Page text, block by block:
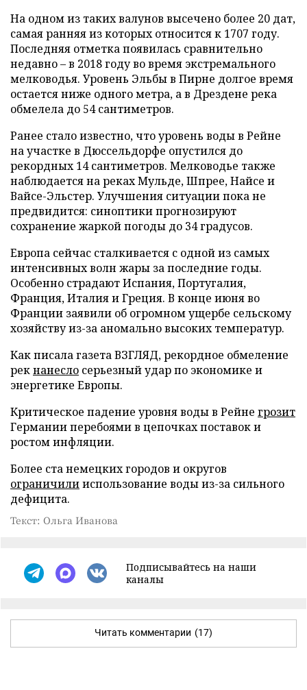
На одном из таких валунов высечено более 20 дат,
самая ранняя из которых относится к 1707 году.
Последняя отметка появилась сравнительно
недавно – в 2018 году во время экстремального
мелководья. Уровень Эльбы в Пирне долгое время
остается ниже одного метра, а в Дрездене река
обмелела до 54 сантиметров.
Ранее стало известно, что уровень воды в Рейне
на участке в Дюссельдорфе опустился до
рекордных 14 сантиметров. Мелководье также
наблюдается на реках Мульде, Шпрее, Найсе и
Вайсе-Эльстер. Улучшения ситуации пока не
предвидится: синоптики прогнозируют
сохранение жаркой погоды до 34 градусов.
Европа сейчас сталкивается с одной из самых
интенсивных волн жары за последние годы.
Особенно страдают Испания, Португалия,
Франция, Италия и Греция. В конце июня во
Франции заявили об огромном ущербе сельскому
хозяйству из-за аномально высоких температур.
Как писала газета ВЗГЛЯД, рекордное обмеление
рекнанесло серьезный удар по экономике и
энергетике Европы.
Критическое падение уровня воды в Рейне грозит
Германии перебоями в цепочках поставок и
ростом инфляции.
Более ста немецких городов и округов
ограничилииспользование воды из-за сильного
дефицита.
Текст: Ольга Иванова
Подписывайтесь на наши
каналы
Читать комментарии (17)